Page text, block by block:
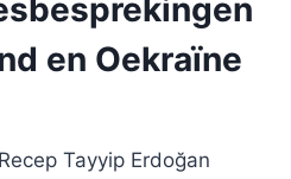
en Oekraïne
Tayyip Erdoğan